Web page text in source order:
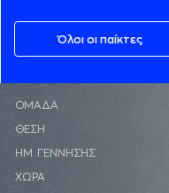
Όλοι οι παίκτες
ΟΜΑΔΑ
ΘΕΣΗ
ΗΜ. ΓΕΝΝΗΣΗΣ
ΧΩΡΑ